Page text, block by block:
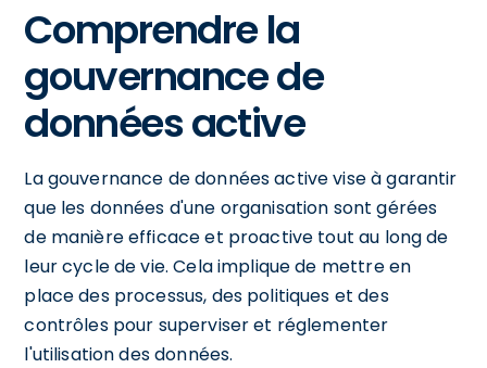
Comprendre la
gouvernance de
données active
La gouvernance de données active vise à garantir
que les données d'une organisation sont gérées
de manière efficace et proactive tout au long de
leur cycle de vie. Cela implique de mettre en
place des processus, des politiques et des
contrôles pour superviser et réglementer
l'utilisation des données.